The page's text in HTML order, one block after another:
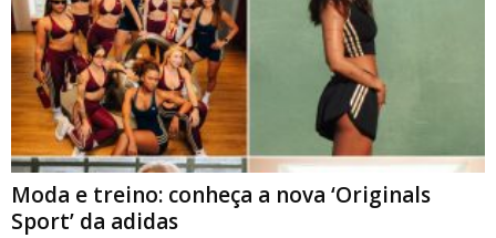
Moda e treino: conheça a nova ‘Originals
Sport’ da adidas